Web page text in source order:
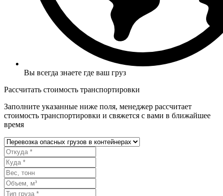
Вы всегда знаете где ваш груз
Рассчитать стоимость транспортировки
Заполните указанные ниже поля, менеджер рассчитает
стоимость транспортировки и свяжется с вами в ближайшее
время